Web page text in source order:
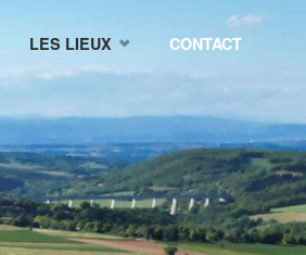
LES LIEUX CONTACT